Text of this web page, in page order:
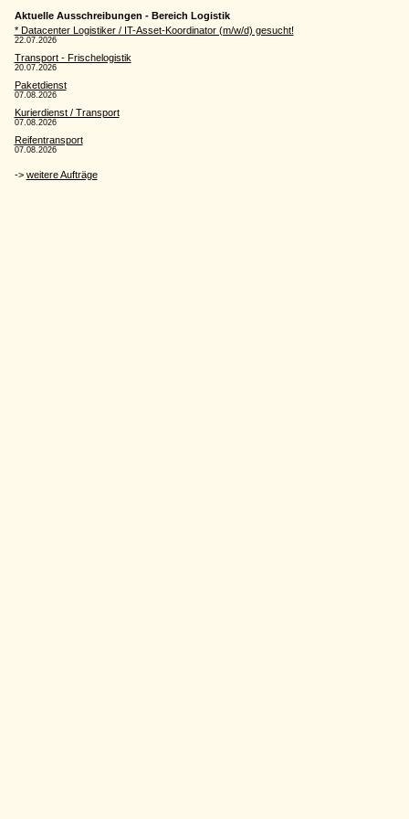
Aktuelle Ausschreibungen - Bereich Logistik
* Datacenter Logistiker / IT-Asset-Koordinator (m/w/d) gesucht!
22.07.2026
Transport - Frischelogistik
20.07.2026
Paketdienst
07.08.2026
Kurierdienst / Transport
07.08.2026
Reifentransport
07.08.2026
-> weitere Aufträge